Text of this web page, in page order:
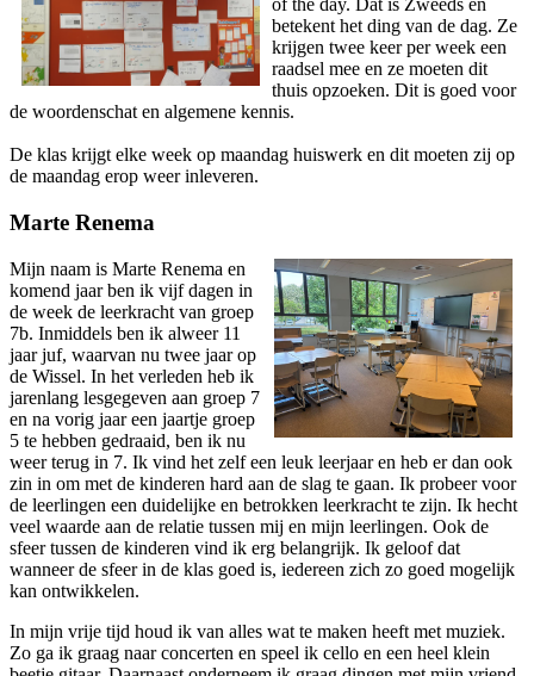
of the day. Dat is Zweeds en
betekent het ding van de dag. Ze
krijgen twee keer per week een
raadsel mee en ze moeten dit
thuis opzoeken. Dit is goed voor
de woordenschat en algemene kennis.
De klas krijgt elke week op maandag huiswerk en dit moeten zij op
de maandag erop weer inleveren.
Marte Renema
Mijn naam is Marte Renema en
komend jaar ben ik vijf dagen in
de week de leerkracht van groep
7b. Inmiddels ben ik alweer 11
jaar juf, waarvan nu twee jaar op
de Wissel. In het verleden heb ik
jarenlang lesgegeven aan groep 7
en na vorig jaar een jaartje groep
5 te hebben gedraaid, ben ik nu
weer terug in 7. Ik vind het zelf een leuk leerjaar en heb er dan ook
zin in om met de kinderen hard aan de slag te gaan. Ik probeer voor
de leerlingen een duidelijke en betrokken leerkracht te zijn. Ik hecht
veel waarde aan de relatie tussen mij en mijn leerlingen. Ook de
sfeer tussen de kinderen vind ik erg belangrijk. Ik geloof dat
wanneer de sfeer in de klas goed is, iedereen zich zo goed mogelijk
kan ontwikkelen.
In mijn vrije tijd houd ik van alles wat te maken heeft met muziek.
Zo ga ik graag naar concerten en speel ik cello en een heel klein